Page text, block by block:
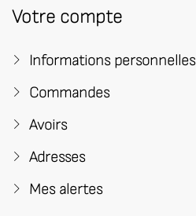
Votre compte
Informations personnelles
Commandes
Avoirs
Adresses
Mes alertes